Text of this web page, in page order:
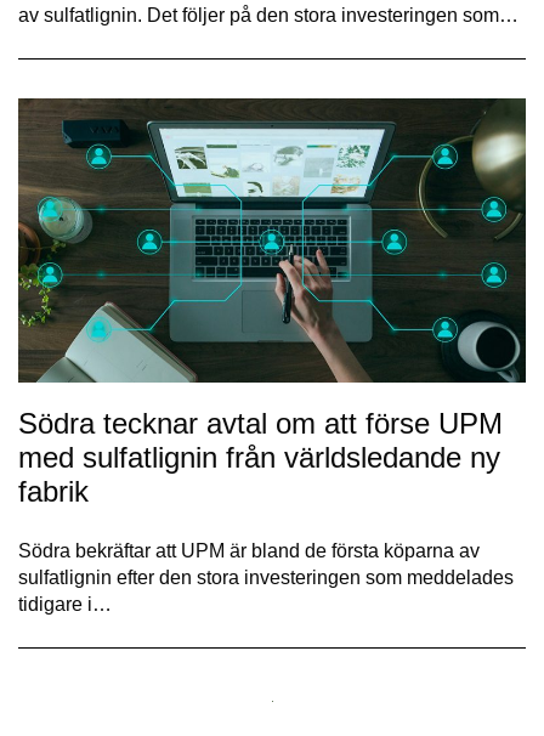
av sulfatlignin. Det följer på den stora investeringen som…
Södra tecknar avtal om att förse UPM
med sulfatlignin från världsledande ny
fabrik
Södra bekräftar att UPM är bland de första köparna av
sulfatlignin efter den stora investeringen som meddelades
tidigare i…